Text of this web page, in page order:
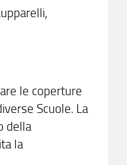
le coperture
Scuole. La
della
la